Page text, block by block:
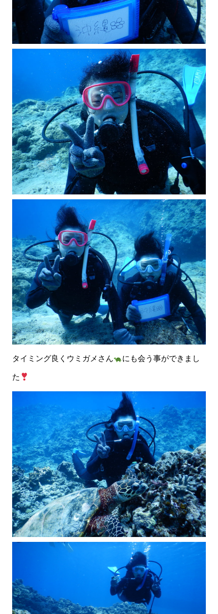
タイミング良くウミガメさん にも会う事ができまし
た